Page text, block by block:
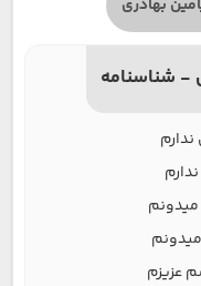
بهادری
- شناسنامه
عزیزم